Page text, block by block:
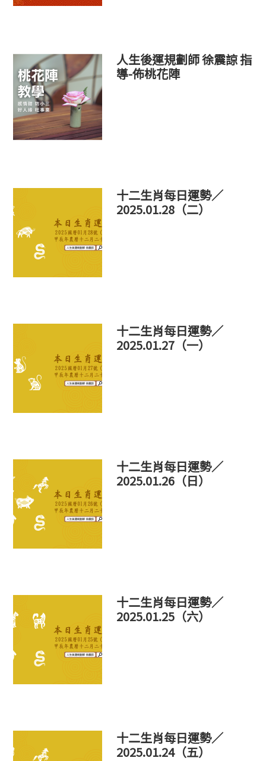
人生後運規劃師 徐震諒 指
導-佈桃花陣
十二生肖每日運勢／
2025.01.28（二）
十二生肖每日運勢／
2025.01.27（一）
十二生肖每日運勢／
2025.01.26（日）
十二生肖每日運勢／
2025.01.25（六）
十二生肖每日運勢／
2025.01.24（五）